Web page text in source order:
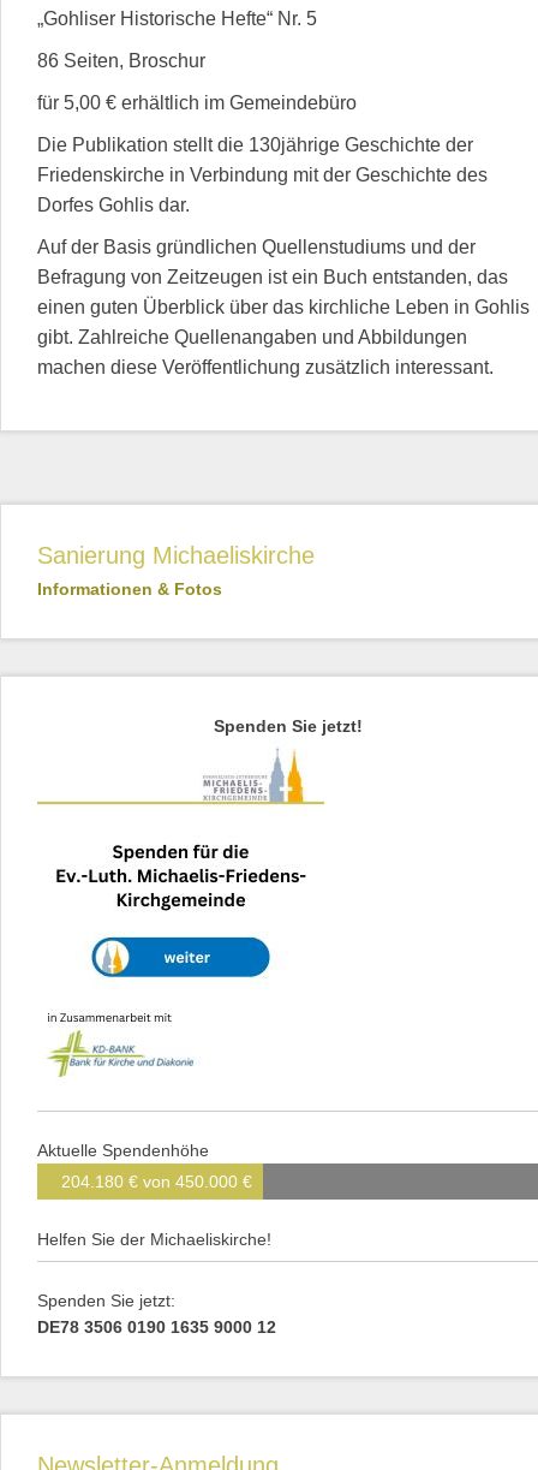
„Gohliser Historische Hefte“ Nr. 5
86 Seiten, Broschur
für 5,00 € erhältlich im Gemeindebüro
Die Publikation stellt die 130jährige Geschichte der
Friedenskirche in Verbindung mit der Geschichte des
Dorfes Gohlis dar.
Auf der Basis gründlichen Quellenstudiums und der
Befragung von Zeitzeugen ist ein Buch entstanden, das
einen guten Überblick über das kirchliche Leben in Gohlis
gibt. Zahlreiche Quellenangaben und Abbildungen
machen diese Veröffentlichung zusätzlich interessant.
Sanierung Michaeliskirche
Informationen & Fotos
Spenden Sie jetzt!
Aktuelle Spendenhöhe
204.180 € von 450.000 €
Helfen Sie der Michaeliskirche!
Spenden Sie jetzt:
DE78 3506 0190 1635 9000 12